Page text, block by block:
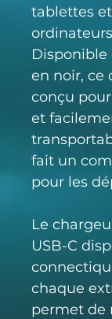
tablettes
Disponible
en noir, ce
conçu
et
fait un
pour les
Le
USB-C
chaque
permet de